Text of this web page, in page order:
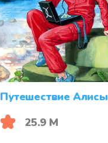
Путешествие Алисы
25.9 М